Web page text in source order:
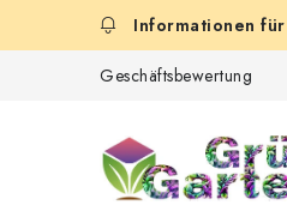
Geschäftsbewertung